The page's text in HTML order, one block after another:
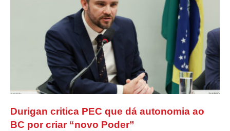
Durigan critica PEC que dá autonomia ao
BC por criar “novo Poder”